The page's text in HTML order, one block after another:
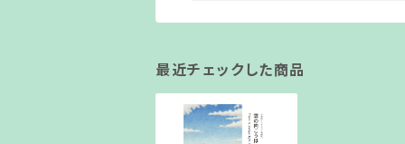
最近チェックした商品